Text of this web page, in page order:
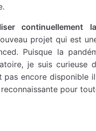
continuellement
projet qui est
Puisque la
je suis
pas encore
pour